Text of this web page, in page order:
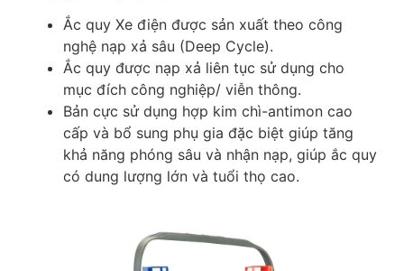
Ắc quy Xe điện được sản xuất theo công
nghệ nạp xả sâu (Deep Cycle).
Ắc quy được nạp xả liên tục sử dụng cho
mục đích công nghiệp/ viễn thông.
Bản cực sử dụng hợp kim chì-antimon cao
cấp và bổ sung phụ gia đặc biệt giúp tăng
khả năng phóng sâu và nhận nạp, giúp ắc quy
có dung lượng lớn và tuổi thọ cao.